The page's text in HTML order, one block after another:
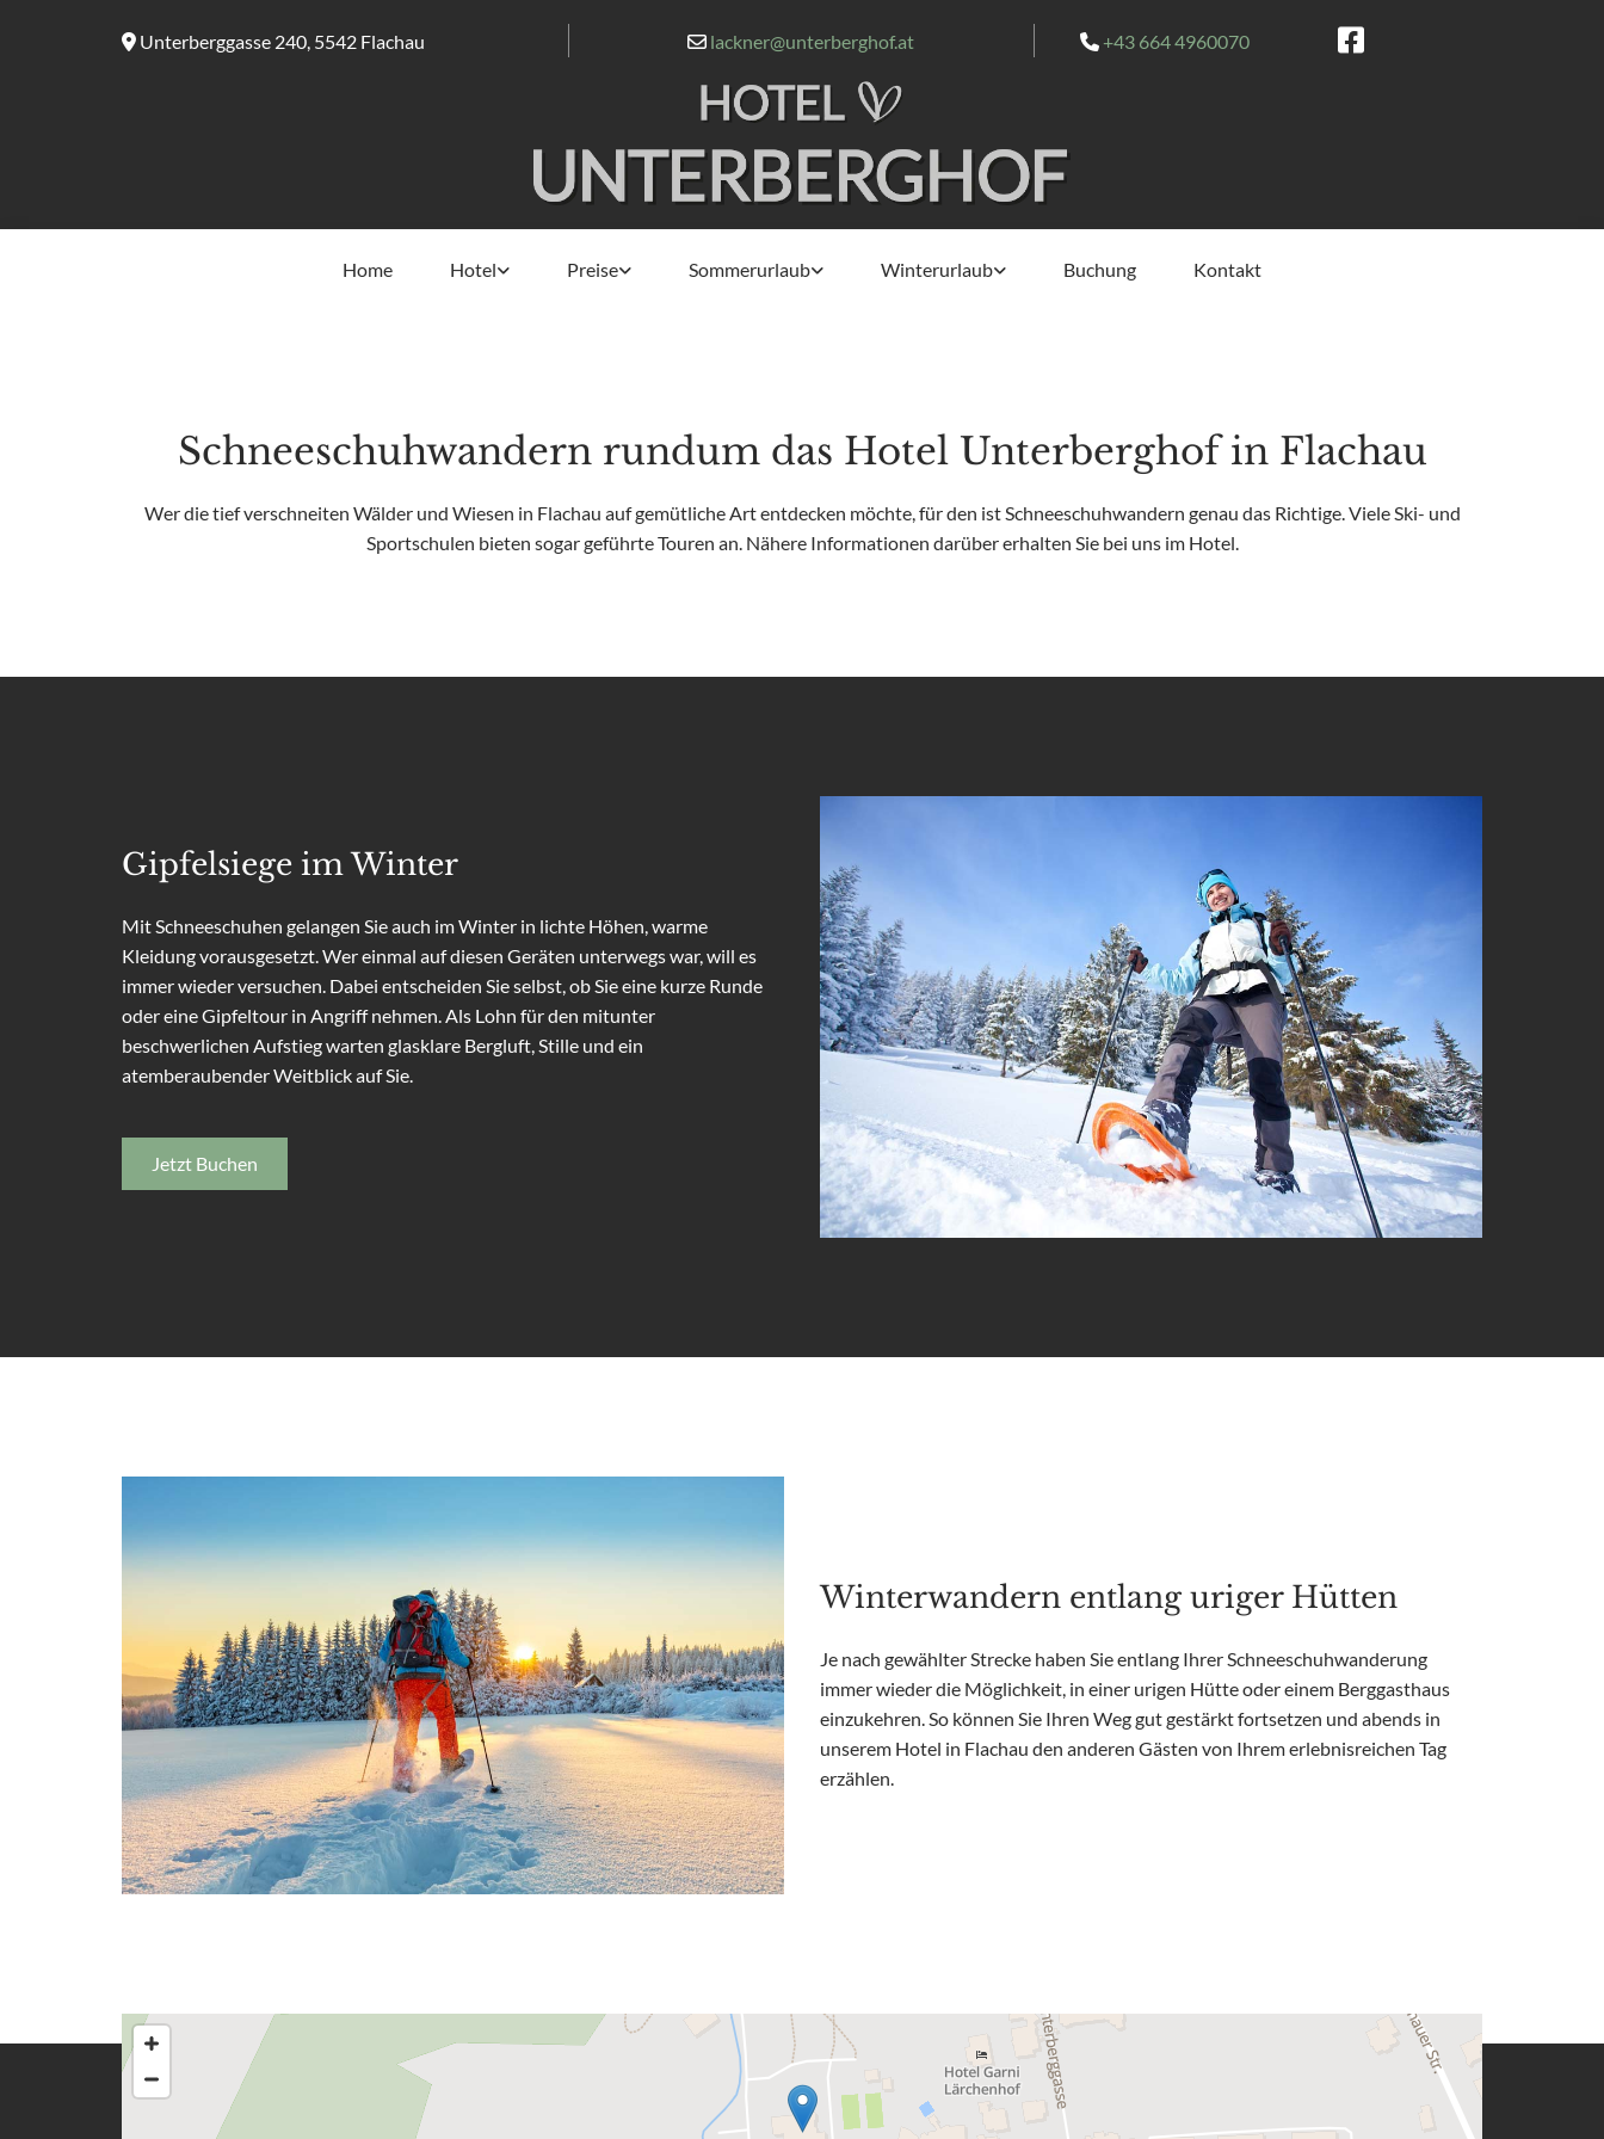
 Unterberggasse 240, 5542 Flachau  lackner@unterberghof.at +43 664 4960070
Home Hotel Preise Sommerurlaub Winterurlaub Buchung Kontakt
Schneeschuhwandern rundum das Hotel Unterberghof in Flachau
Wer die tief verschneiten Wälder und Wiesen in Flachau auf gemütliche Art entdecken möchte, für den ist Schneeschuhwandern genau das Richtige. Viele Ski- und
Sportschulen bieten sogar geführte Touren an. Nähere Informationen darüber erhalten Sie bei uns im Hotel.
Gipfelsiege im Winter
Mit Schneeschuhen gelangen Sie auch im Winter in lichte Höhen, warme
Kleidung vorausgesetzt. Wer einmal auf diesen Geräten unterwegs war, will es
immer wieder versuchen. Dabei entscheiden Sie selbst, ob Sie eine kurze Runde
oder eine Gipfeltour in Angriff nehmen. Als Lohn für den mitunter
beschwerlichen Aufstieg warten glasklare Bergluft, Stille und ein
atemberaubender Weitblick auf Sie.
Jetzt Buchen
Winterwandern entlang uriger Hütten
Je nach gewählter Strecke haben Sie entlang Ihrer Schneeschuhwanderung
immer wieder die Möglichkeit, in einer urigen Hütte oder einem Berggasthaus
einzukehren. So können Sie Ihren Weg gut gestärkt fortsetzen und abends in
unserem Hotel in Flachau den anderen Gästen von Ihrem erlebnisreichen Tag
erzählen.